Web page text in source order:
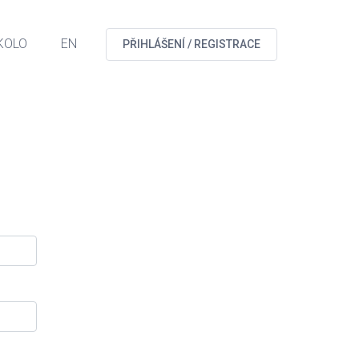
EN PŘIHLÁŠENÍ / REGISTRACE